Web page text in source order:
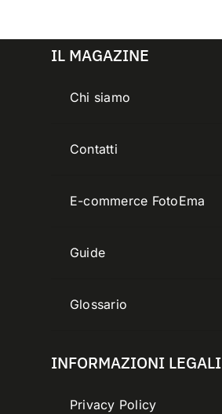
IL MAGAZINE
Chi siamo
Contatti
E-commerce FotoEma
Guide
Glossario
INFORMAZIONI LEGALI
Privacy Policy